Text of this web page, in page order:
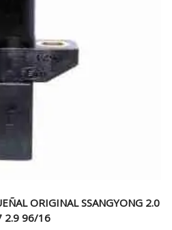
ORIGINAL SSANGYONG 2.0
2.9 96/16